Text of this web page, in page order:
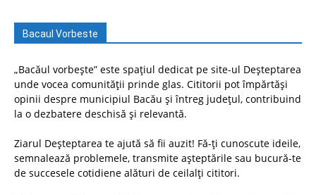
Bacaul Vorbeste
„Bacăul vorbește” este spațiul dedicat pe site-ul Deșteptarea
unde vocea comunității prinde glas. Cititorii pot împărtăși
opinii despre municipiul Bacău și întreg județul, contribuind
la o dezbatere deschisă și relevantă.
Ziarul Deșteptarea te ajută să fii auzit! Fă-ți cunoscute ideile,
semnalează problemele, transmite așteptările sau bucură-te
de succesele cotidiene alături de ceilalți cititori.